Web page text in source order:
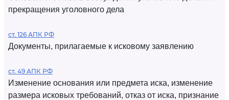
прекращения уголовного дела
ст. 126 АПК РФ
Документы, прилагаемые к исковому заявлению
ст. 49 АПК РФ
Изменение основания или предмета иска, изменение
размера исковых требований, отказ от иска, признание